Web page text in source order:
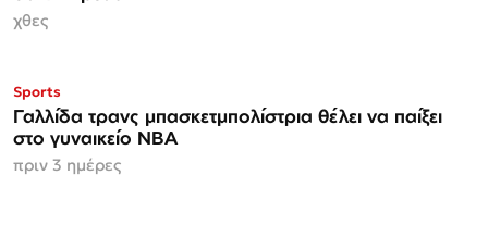
χθες
Sports
Γαλλίδα τρανς μπασκετμπολίστρια θέλει να παίξει
στο γυναικείο ΝΒΑ
πριν 3 ημέρες